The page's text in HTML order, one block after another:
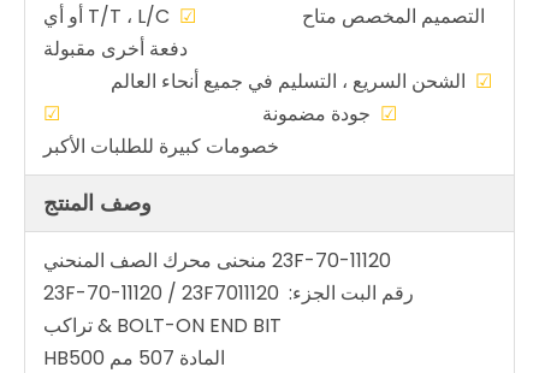
التصميم المخصص متاح ☑
T/T ، L/C أو أي
دفعة أخرى مقبولة
☑ الشحن السريع ، التسليم في جميع أنحاء العالم
☑ جودة مضمونة ☑
خصومات كبيرة للطلبات الأكبر
وصف المنتج
23F-70-11120 منحنى محرك الصف المنحني
رقم البت الجزء: 23F-70-11120 / 23F7011120
BOLT-ON END BIT & تراكب
المادة 507 مم HB500